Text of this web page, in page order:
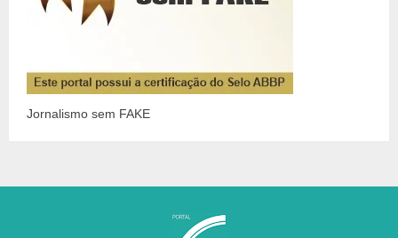
Jornalismo sem FAKE